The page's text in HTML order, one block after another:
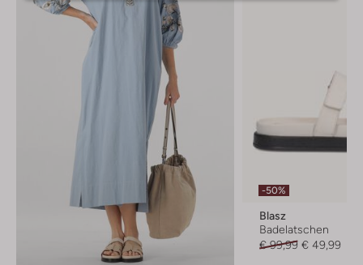
-50%
Blasz
Badelatschen
€ 99,99 € 49,99